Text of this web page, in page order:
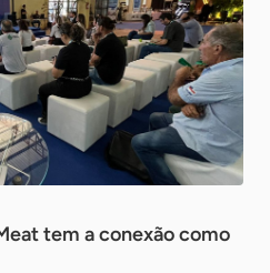
tem a conexão como